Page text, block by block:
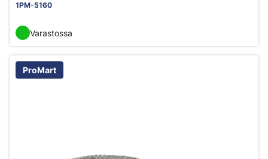
1PM-5160
Varastossa
ProMart